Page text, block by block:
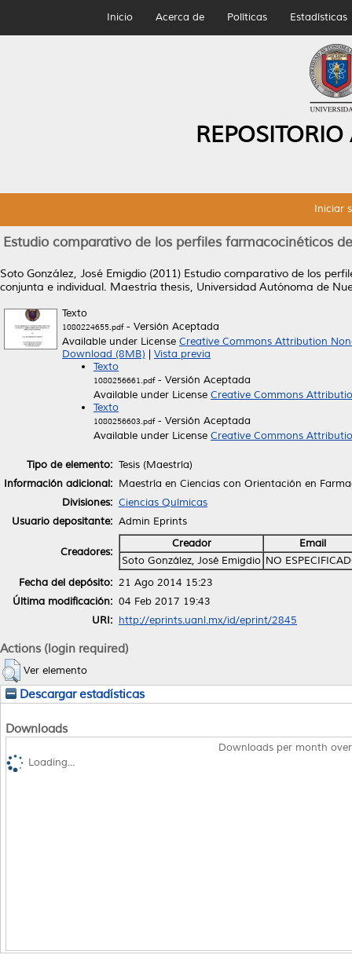
Inicio Acerca de Políticas Estadísticas
Iniciar
Estudio comparativo de los perfiles farmacocinéticos
Soto González, José Emigdio (2011) Estudio comparativo de los
conjunta e individual. Maestría thesis, Universidad Autónoma de
Texto
1080224655.pdf- Versión Aceptada
Available under License Creative Commons Attribution
Download (8MB)
Vista previa
Texto
1080256661.pdf- Versión Aceptada
Available under License Creative Commons
Texto
1080256603.pdf- Versión Aceptada
Available under License Creative Commons
Tipo de elemento: Tesis (Maestría)
Información adicional: Maestría en Ciencias con Orientación en
Divisiones: Ciencias Químicas
Usuario depositante: Admin Eprints
Creadores:
Creador
Email
Soto González, José Emigdio NO
Fecha del depósito: 21 Ago 2014 15:23
Última modificación: 04 Feb 2017 19:43
URI: http://eprints.uanl.mx/id/eprint/2845
Actions (login required)
Ver elemento
Descargar estadísticas
Downloads
Downloads per month
Loading...